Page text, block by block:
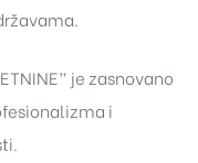
je zasnovano
i